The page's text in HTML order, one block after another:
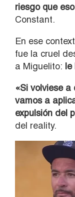
riesgo que
Constant.
En ese
fue la cruel
a Miguelito: le
«Si volviese a
vamos a
expulsión del
del reality.